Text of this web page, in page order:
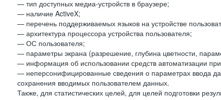
— тип доступных медиа-устройств в браузере;
— наличие ActiveX;
— перечень поддерживаемых языков на устройстве
— архитектура процессора устройства пользователя;
— ОС пользователя;
— параметры экрана (разрешение, глубина цветности,
— информация об использовании средств автоматизации
— неперсонифицированные сведения о параметрах ввода
сохранения вводимых пользователем данных.
Также, для статистических целей, для целей подготовки